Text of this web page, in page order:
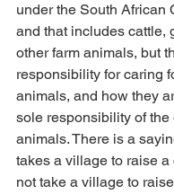
under the South African
and that includes cattle,
other farm animals, but
responsibility for caring
animals, and how they
sole responsibility of the
animals. There is a
takes a village to raise
not take a village to